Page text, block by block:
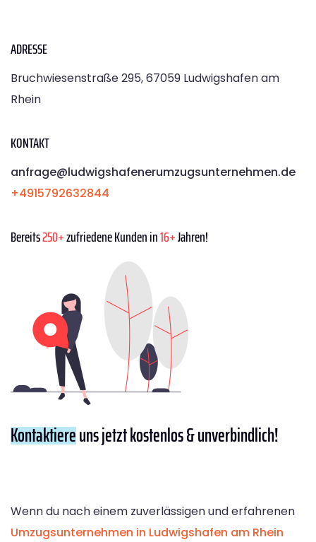
ADRESSE
Bruchwiesenstraße 295, 67059 Ludwigshafen am
Rhein
KONTAKT
anfrage@ludwigshafenerumzugsunternehmen.de
+4915792632844
Bereits250+zufriedene Kunden in16+Jahren!
Kontaktiereuns jetzt kostenlos & unverbindlich!
Wenn du nach einem zuverlässigen und erfahrenen
Umzugsunternehmen in Ludwigshafen am Rhein